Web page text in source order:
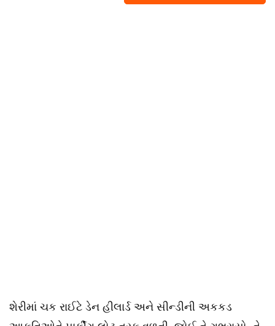
શેરીમાં ચક રાઈટે ડેન હીલાર્ડ અને સીન્ડીની અકકડ